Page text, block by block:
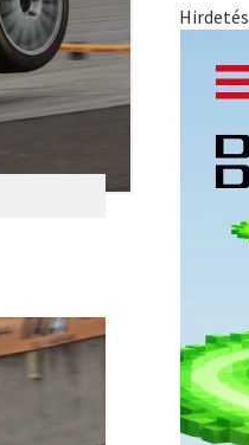
Hirdetés